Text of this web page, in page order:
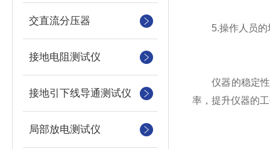
交直流分压器
接地电阻测试仪
接地引下线导通测试仪
局部放电测试仪
5.操作人员的
仪器的稳定性
率，提升仪器的